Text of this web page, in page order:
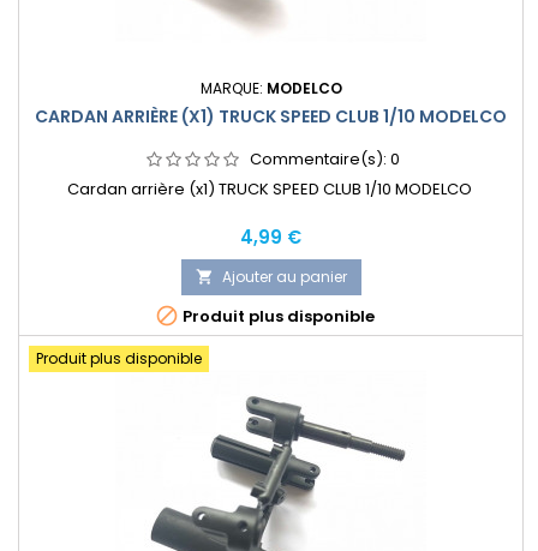
MARQUE: MODELCO
CARDAN ARRIÈRE (X1) TRUCK SPEED CLUB 1/10 MODELCO
Commentaire(s): 0
Cardan arrière (x1) TRUCK SPEED CLUB 1/10 MODELCO
Prix
4,99 €
 Ajouter au panier
 Produit plus disponible
Produit plus disponible